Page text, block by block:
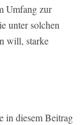
Umfang zur
unter solchen
will, starke
in diesem Beitrag